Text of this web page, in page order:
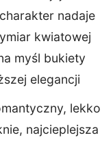
nadaje
kwiatowej
myśl bukiety
elegancji
lekko
najcieplejsza